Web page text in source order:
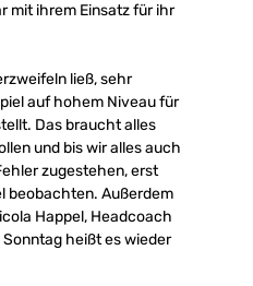
mit ihrem Einsatz für ihr
ließ, sehr
auf hohem Niveau für
Das braucht alles
und bis wir alles auch
zugestehen, erst
beobachten. Außerdem
Happel, Headcoach
heißt es wieder